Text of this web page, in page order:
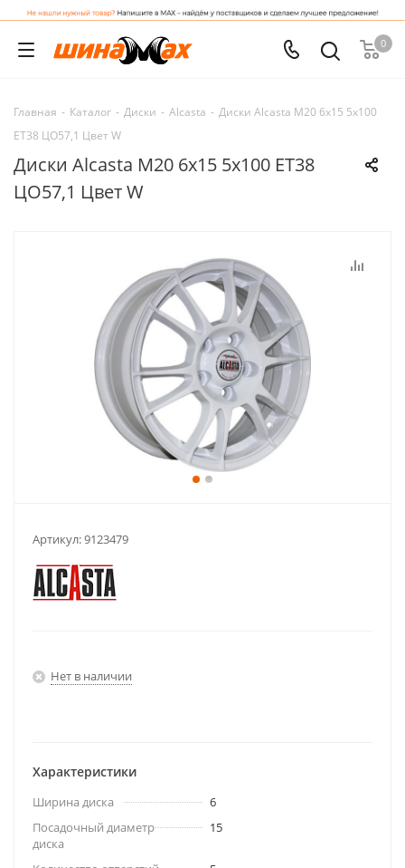
0
Главная - Каталог - Диски - Alcasta - Диски Alcasta M20 6x15 5x100
ET38 ЦО57,1 Цвет W
Диски Alcasta M20 6x15 5x100 ET38
ЦО57,1 Цвет W
Артикул:9123479
Нет в наличии
Характеристики
Ширина диска
6
Посадочный диаметр
диска
15